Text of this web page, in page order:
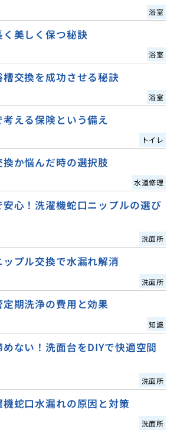
浴室
美しく保つ秘訣
浴室
交換を成功させる秘訣
浴室
考える保険という備え
トイレ
か悩んだ時の選択肢
水道修理
心！洗濯機蛇口ニップルの選び
洗面所
プル交換で水漏れ解消
洗面所
期洗浄の費用と効果
知識
ない！洗面台をDIYで快適空間
洗面所
蛇口水漏れの原因と対策
洗面所